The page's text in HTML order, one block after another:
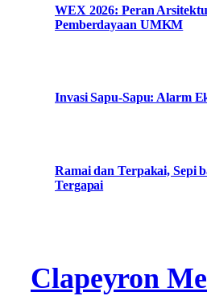
WEX 2026: Peran
Pemberdayaan UMKM
Invasi Sapu-Sapu: Alarm
Ramai dan Terpakai, Sepi
Tergapai
Clapeyron